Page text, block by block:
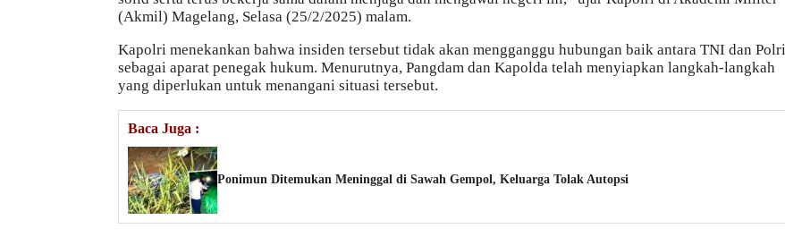
(Akmil) Magelang, Selasa (25/2/2025) malam.
Kapolri menekankan bahwa insiden tersebut tidak akan mengganggu hubungan baik antara TNI dan Polri
sebagai aparat penegak hukum. Menurutnya, Pangdam dan Kapolda telah menyiapkan langkah-langkah
yang diperlukan untuk menangani situasi tersebut.
Baca Juga :
Ponimun Ditemukan Meninggal di Sawah Gempol, Keluarga Tolak Autopsi